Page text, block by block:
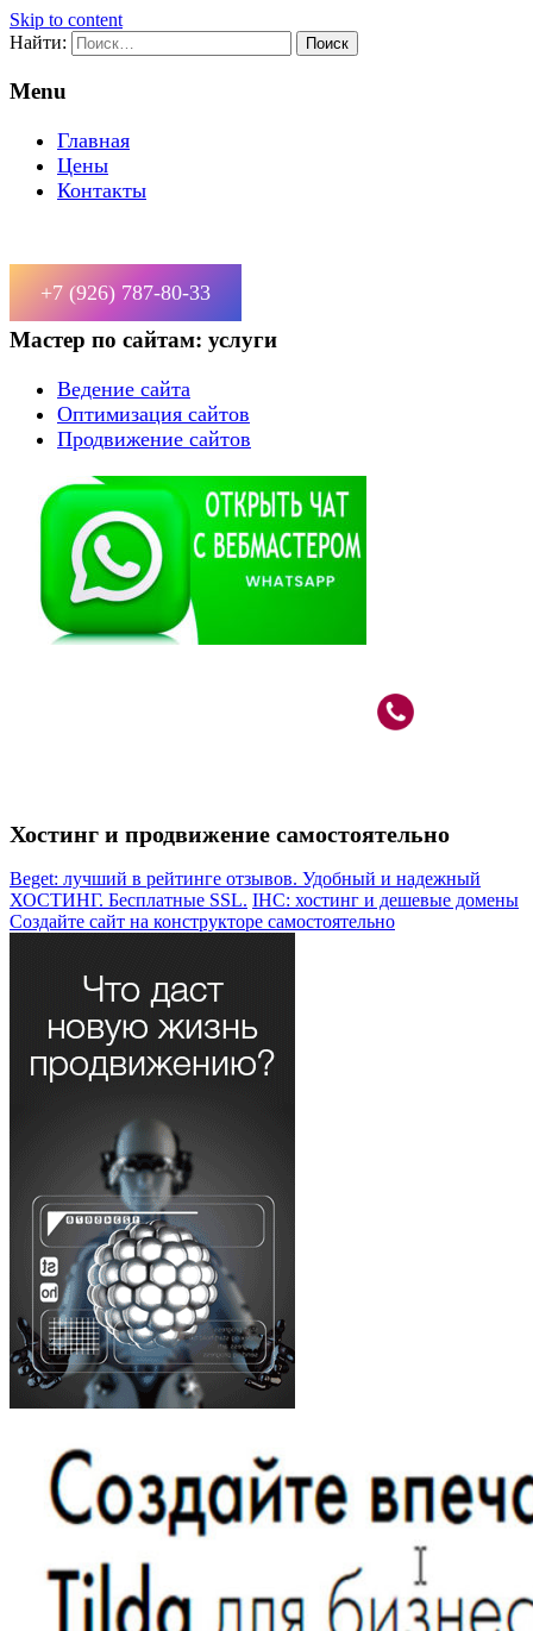
Skip to content
Найти:
Menu
Главная
Цены
Контакты
+7 (926) 787-80-33
Мастер по сайтам: услуги
Ведение сайта
Оптимизация сайтов
Продвижение сайтов
Хостинг и продвижение самостоятельно
Beget: лучший в рейтинге отзывов. Удобный и надежный
ХОСТИНГ. Бесплатные SSL. IHC: хостинг и дешевые домены
Создайте сайт на конструкторе самостоятельно